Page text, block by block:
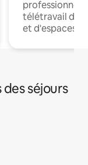
professionnels
télétravail
et d'espaces
séjours